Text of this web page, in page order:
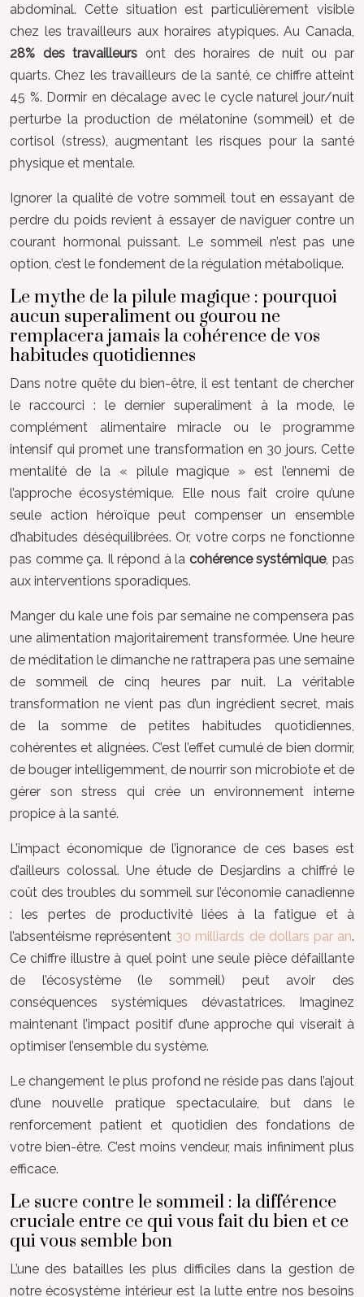
abdominal. Cette situation est particulièrement visible
chez les travailleurs aux horaires atypiques. Au Canada,
28% des travailleurs ont des horaires de nuit ou par
quarts. Chez les travailleurs de la santé, ce chiffre atteint
45 %. Dormir en décalage avec le cycle naturel jour/nuit
perturbe la production de mélatonine (sommeil) et de
cortisol (stress), augmentant les risques pour la santé
physique et mentale.
Ignorer la qualité de votre sommeil tout en essayant de
perdre du poids revient à essayer de naviguer contre un
courant hormonal puissant. Le sommeil n’est pas une
option, c’est le fondement de la régulation métabolique.
Le mythe de la pilule magique : pourquoi
aucun superaliment ou gourou ne
remplacera jamais la cohérence de vos
habitudes quotidiennes
Dans notre quête du bien-être, il est tentant de chercher
le raccourci : le dernier superaliment à la mode, le
complément alimentaire miracle ou le programme
intensif qui promet une transformation en 30 jours. Cette
mentalité de la « pilule magique » est l’ennemi de
l’approche écosystémique. Elle nous fait croire qu’une
seule action héroïque peut compenser un ensemble
d’habitudes déséquilibrées. Or, votre corps ne fonctionne
pas comme ça. Il répond à la cohérence systémique, pas
aux interventions sporadiques.
Manger du kale une fois par semaine ne compensera pas
une alimentation majoritairement transformée. Une heure
de méditation le dimanche ne rattrapera pas une semaine
de sommeil de cinq heures par nuit. La véritable
transformation ne vient pas d’un ingrédient secret, mais
de la somme de petites habitudes quotidiennes,
cohérentes et alignées. C’est l’effet cumulé de bien dormir,
de bouger intelligemment, de nourrir son microbiote et de
gérer son stress qui crée un environnement interne
propice à la santé.
L’impact économique de l’ignorance de ces bases est
d’ailleurs colossal. Une étude de Desjardins a chiffré le
coût des troubles du sommeil sur l’économie canadienne
: les pertes de productivité liées à la fatigue et à
l’absentéisme représentent 30 milliards de dollars par an.
Ce chiffre illustre à quel point une seule pièce défaillante
de l’écosystème (le sommeil) peut avoir des
conséquences systémiques dévastatrices. Imaginez
maintenant l’impact positif d’une approche qui viserait à
optimiser l’ensemble du système.
Le changement le plus profond ne réside pas dans l’ajout
d’une nouvelle pratique spectaculaire, but dans le
renforcement patient et quotidien des fondations de
votre bien-être. C’est moins vendeur, mais infiniment plus
efficace.
Le sucre contre le sommeil : la différence
cruciale entre ce qui vous fait du bien et ce
qui vous semble bon
L’une des batailles les plus difficiles dans la gestion de
notre écosystème intérieur est la lutte entre nos besoins